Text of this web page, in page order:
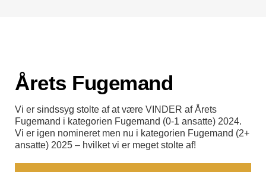
Årets Fugemand
Vi er sindssyg stolte af at være VINDER af Årets
Fugemand i kategorien Fugemand (0-1 ansatte) 2024.
Vi er igen nomineret men nu i kategorien Fugemand (2+
ansatte) 2025 – hvilket vi er meget stolte af!